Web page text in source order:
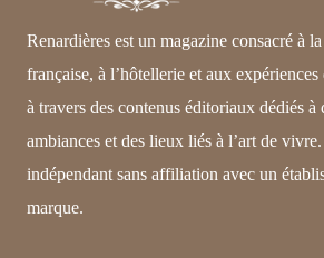
Renardières est un magazine consacré à
française, à l’hôtellerie et aux
à travers des contenus éditoriaux dédiés à
ambiances et des lieux liés à l’art de
indépendant sans affiliation avec un
marque.